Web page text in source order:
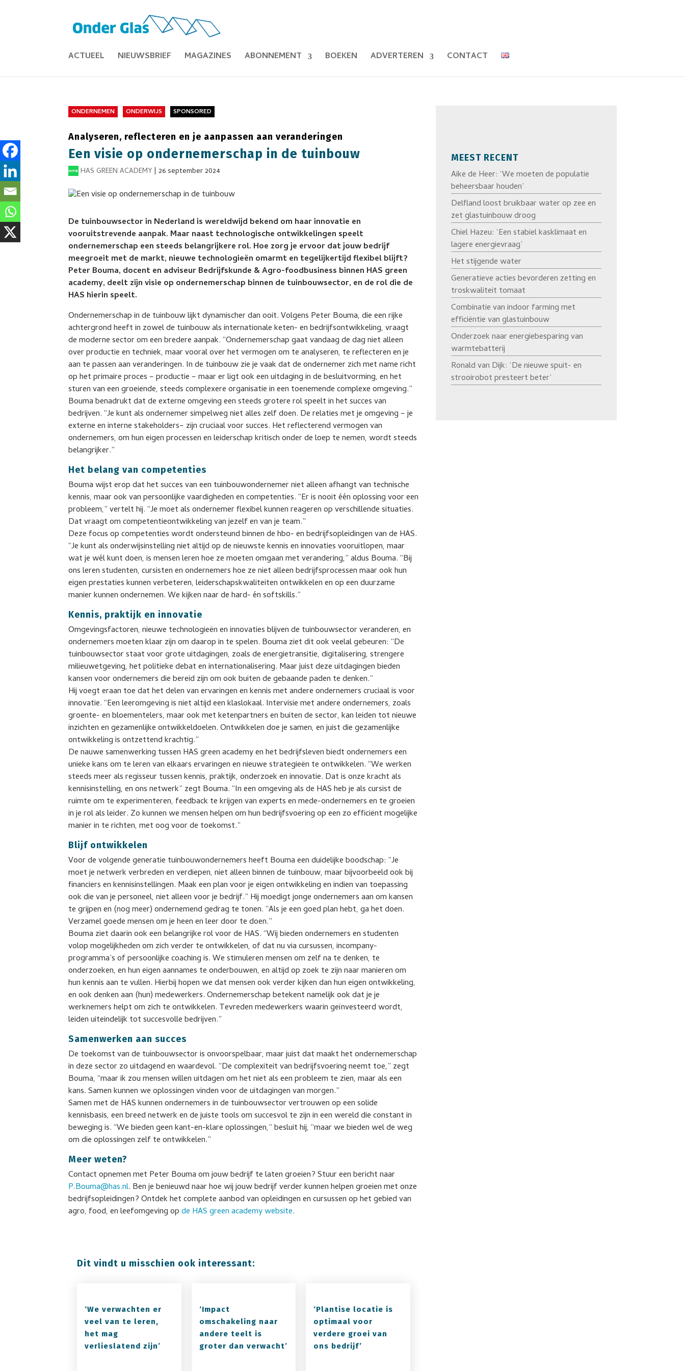
ACTUEEL NIEUWSBRIEF MAGAZINES ABONNEMENT BOEKEN ADVERTEREN CONTACT
ONDERNEMEN ONDERWIJS SPONSORED
Analyseren, reflecteren en je aanpassen aan veranderingen
Een visie op ondernemerschap in de tuinbouw
HAS GREEN ACADEMY |26 september 2024
De tuinbouwsector in Nederland is wereldwijd bekend om haar innovatie en
vooruitstrevende aanpak. Maar naast technologische ontwikkelingen speelt
ondernemerschap een steeds belangrijkere rol. Hoe zorg je ervoor dat jouw bedrijf
meegroeit met de markt, nieuwe technologieën omarmt en tegelijkertijd flexibel blijft?
Peter Bouma, docent en adviseur Bedrijfskunde & Agro-foodbusiness binnen HAS green
academy, deelt zijn visie op ondernemerschap binnen de tuinbouwsector, en de rol die de
HAS hierin speelt.
Ondernemerschap in de tuinbouw lijkt dynamischer dan ooit. Volgens Peter Bouma, die een rijke
achtergrond heeft in zowel de tuinbouw als internationale keten- en bedrijfsontwikkeling, vraagt
de moderne sector om een bredere aanpak. “Ondernemerschap gaat vandaag de dag niet alleen
over productie en techniek, maar vooral over het vermogen om te analyseren, te reflecteren en je
aan te passen aan veranderingen. In de tuinbouw zie je vaak dat de ondernemer zich met name richt
op het primaire proces – productie – maar er ligt ook een uitdaging in de besluitvorming, en het
sturen van een groeiende, steeds complexere organisatie in een toenemende complexe omgeving.”
Bouma benadrukt dat de externe omgeving een steeds grotere rol speelt in het succes van
bedrijven. “Je kunt als ondernemer simpelweg niet alles zelf doen. De relaties met je omgeving – je
externe en interne stakeholders– zijn cruciaal voor succes. Het reflecterend vermogen van
ondernemers, om hun eigen processen en leiderschap kritisch onder de loep te nemen, wordt steeds
belangrijker.”
Het belang van competenties
Bouma wijst erop dat het succes van een tuinbouwondernemer niet alleen afhangt van technische
kennis, maar ook van persoonlijke vaardigheden en competenties. “Er is nooit één oplossing voor een
probleem,” vertelt hij. “Je moet als ondernemer flexibel kunnen reageren op verschillende situaties.
Dat vraagt om competentieontwikkeling van jezelf en van je team.”
Deze focus op competenties wordt ondersteund binnen de hbo- en bedrijfsopleidingen van de HAS.
“Je kunt als onderwijsinstelling niet altijd op de nieuwste kennis en innovaties vooruitlopen, maar
wat je wél kunt doen, is mensen leren hoe ze moeten omgaan met verandering,” aldus Bouma. “Bij
ons leren studenten, cursisten en ondernemers hoe ze niet alleen bedrijfsprocessen maar ook hun
eigen prestaties kunnen verbeteren, leiderschapskwaliteiten ontwikkelen en op een duurzame
manier kunnen ondernemen. We kijken naar de hard- én softskills.”
Kennis, praktijk en innovatie
Omgevingsfactoren, nieuwe technologieën en innovaties blijven de tuinbouwsector veranderen, en
ondernemers moeten klaar zijn om daarop in te spelen. Bouma ziet dit ook veelal gebeuren: “De
tuinbouwsector staat voor grote uitdagingen, zoals de energietransitie, digitalisering, strengere
milieuwetgeving, het politieke debat en internationalisering. Maar juist deze uitdagingen bieden
kansen voor ondernemers die bereid zijn om ook buiten de gebaande paden te denken.”
Hij voegt eraan toe dat het delen van ervaringen en kennis met andere ondernemers cruciaal is voor
innovatie. “Een leeromgeving is niet altijd een klaslokaal. Intervisie met andere ondernemers, zoals
groente- en bloementelers, maar ook met ketenpartners en buiten de sector, kan leiden tot nieuwe
inzichten en gezamenlijke ontwikkeldoelen. Ontwikkelen doe je samen, en juist die gezamenlijke
ontwikkeling is ontzettend krachtig.”
De nauwe samenwerking tussen HAS green academy en het bedrijfsleven biedt ondernemers een
unieke kans om te leren van elkaars ervaringen en nieuwe strategieën te ontwikkelen. “We werken
steeds meer als regisseur tussen kennis, praktijk, onderzoek en innovatie. Dat is onze kracht als
kennisinstelling, en ons netwerk” zegt Bouma. “In een omgeving als de HAS heb je als cursist de
ruimte om te experimenteren, feedback te krijgen van experts en mede-ondernemers en te groeien
in je rol als leider. Zo kunnen we mensen helpen om hun bedrijfsvoering op een zo efficiënt mogelijke
manier in te richten, met oog voor de toekomst.”
Blijf ontwikkelen
Voor de volgende generatie tuinbouwondernemers heeft Bouma een duidelijke boodschap: “Je
moet je netwerk verbreden en verdiepen, niet alleen binnen de tuinbouw, maar bijvoorbeeld ook bij
financiers en kennisinstellingen. Maak een plan voor je eigen ontwikkeling en indien van toepassing
ook die van je personeel, niet alleen voor je bedrijf.” Hij moedigt jonge ondernemers aan om kansen
te grijpen en (nog meer) ondernemend gedrag te tonen. “Als je een goed plan hebt, ga het doen.
Verzamel goede mensen om je heen en leer door te doen.”
Bouma ziet daarin ook een belangrijke rol voor de HAS. “Wij bieden ondernemers en studenten
volop mogelijkheden om zich verder te ontwikkelen, of dat nu via cursussen, incompany-
programma’s of persoonlijke coaching is. We stimuleren mensen om zelf na te denken, te
onderzoeken, en hun eigen aannames te onderbouwen, en altijd op zoek te zijn naar manieren om
hun kennis aan te vullen. Hierbij hopen we dat mensen ook verder kijken dan hun eigen ontwikkeling,
en ook denken aan (hun) medewerkers. Ondernemerschap betekent namelijk ook dat je je
werknemers helpt om zich te ontwikkelen. Tevreden medewerkers waarin geïnvesteerd wordt,
leiden uiteindelijk tot succesvolle bedrijven.”
Samenwerken aan succes
De toekomst van de tuinbouwsector is onvoorspelbaar, maar juist dat maakt het ondernemerschap
in deze sector zo uitdagend en waardevol. “De complexiteit van bedrijfsvoering neemt toe,” zegt
Bouma, “maar ik zou mensen willen uitdagen om het niet als een probleem te zien, maar als een
kans. Samen kunnen we oplossingen vinden voor de uitdagingen van morgen.”
Samen met de HAS kunnen ondernemers in de tuinbouwsector vertrouwen op een solide
kennisbasis, een breed netwerk en de juiste tools om succesvol te zijn in een wereld die constant in
beweging is. “We bieden geen kant-en-klare oplossingen,” besluit hij, “maar we bieden wel de weg
om die oplossingen zelf te ontwikkelen.”
Meer weten?
Contact opnemen met Peter Bouma om jouw bedrijf te laten groeien? Stuur een bericht naar
P.Bouma@has.nl. Ben je benieuwd naar hoe wij jouw bedrijf verder kunnen helpen groeien met onze
bedrijfsopleidingen? Ontdek het complete aanbod van opleidingen en cursussen op het gebied van
agro, food, en leefomgeving opde HAS green academy website.
Dit vindt u misschien ook interessant:
‘We verwachten er
veel van te leren,
het mag
verlieslatend zijn’
‘Impact
omschakeling naar
andere teelt is
groter dan verwacht’
‘Plantise locatie is
optimaal voor
verdere groei van
ons bedrijf’
MEEST RECENT
Aike de Heer: ‘We moeten de populatie
beheersbaar houden’
Delfland loost bruikbaar water op zee en
zet glastuinbouw droog
Chiel Hazeu: ‘Een stabiel kasklimaat en
lagere energievraag’
Het stijgende water
Generatieve acties bevorderen zetting en
troskwaliteit tomaat
Combinatie van indoor farming met
efficiëntie van glastuinbouw
Onderzoek naar energiebesparing van
warmtebatterij
Ronald van Dijk: ‘De nieuwe spuit- en
strooirobot presteert beter’